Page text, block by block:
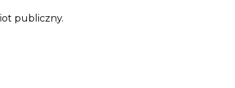
publiczny.